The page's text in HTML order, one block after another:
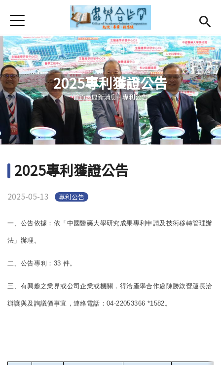
首頁
首頁
Open
最新消息
Open
關於我們
Open submenu (服務項目)
服務項目
Open submenu (研發能量)
研發能量
活動集錦
English(link is external)
專利公告
Jump to Navigation
Jump to Main content
2025專利獲證公告
您在這裡
首頁-最新消息-專利公告
2025專利獲證公告
2025-05-13 專利公告
一、公告依據：依「中國醫藥大學研究成果專利申請及技術移轉管理辦
法」辦理。
二、公告專利：33 件。
三、有興趣之業界或公司企業或機關，得洽產學合作處陳勝欽營運長洽
辦讓與及詢議價事宜，連絡電話：04-22053366 *1582。